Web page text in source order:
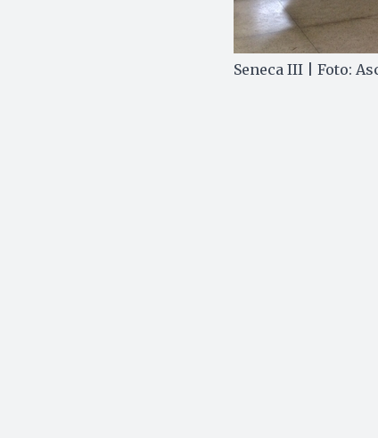
Seneca III | Foto: